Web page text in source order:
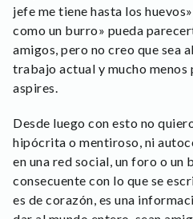
jefe me tiene hasta los
como un burro» pueda
amigos, pero no creo que sea
trabajo actual y mucho menos
aspires.
Desde luego con esto no
hipócrita o mentiroso, ni
en una red social, un foro o un
consecuente con lo que se
es de corazón, es una